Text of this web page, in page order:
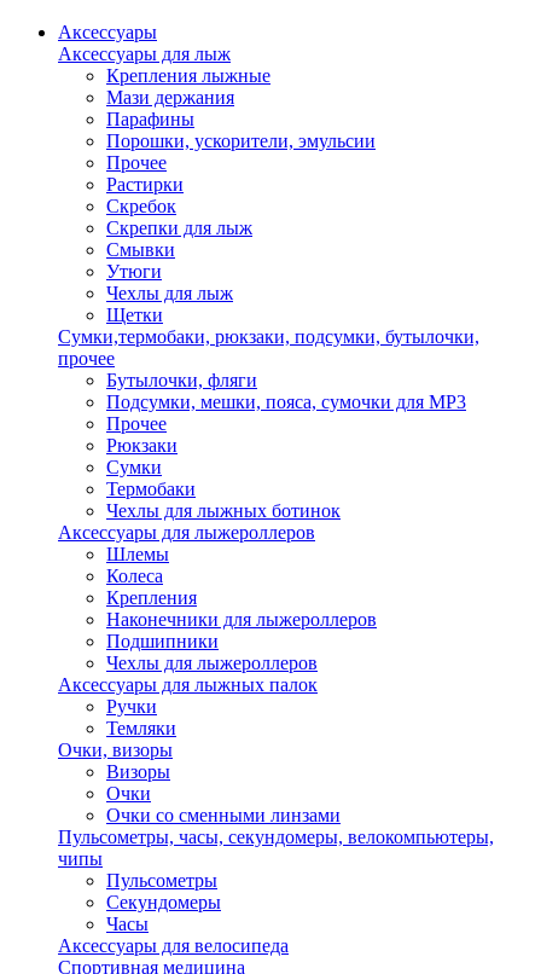
Аксессуары
Аксессуары для лыж
Крепления лыжные
Мази держания
Парафины
Порошки, ускорители, эмульсии
Прочее
Растирки
Скребок
Скрепки для лыж
Смывки
Утюги
Чехлы для лыж
Щетки
Сумки,термобаки, рюкзаки, подсумки, бутылочки,
прочее
Бутылочки, фляги
Подсумки, мешки, пояса, сумочки для MP3
Прочее
Рюкзаки
Сумки
Термобаки
Чехлы для лыжных ботинок
Аксессуары для лыжероллеров
Шлемы
Колеса
Крепления
Наконечники для лыжероллеров
Подшипники
Чехлы для лыжероллеров
Аксессуары для лыжных палок
Ручки
Темляки
Очки, визоры
Визоры
Очки
Очки со сменными линзами
Пульсометры, часы, секундомеры, велокомпьютеры,
чипы
Пульсометры
Секундомеры
Часы
Аксессуары для велосипеда
Спортивная медицина